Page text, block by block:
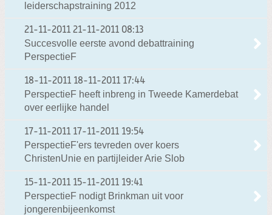
leiderschapstraining 2012
21-11-2011 21-11-2011 08:13
Succesvolle eerste avond debattraining
PerspectieF
18-11-2011 18-11-2011 17:44
PerspectieF heeft inbreng in Tweede Kamerdebat
over eerlijke handel
17-11-2011 17-11-2011 19:54
PerspectieF'ers tevreden over koers
ChristenUnie en partijleider Arie Slob
15-11-2011 15-11-2011 19:41
PerspectieF nodigt Brinkman uit voor
jongerenbijeenkomst